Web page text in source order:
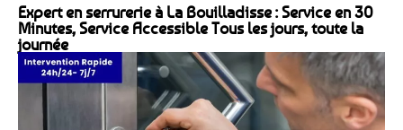
Expert en serrurerie à La Bouilladisse : Service en 30
Minutes, Service Accessible Tous les jours, toute la
journée